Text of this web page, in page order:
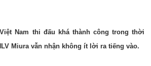
Nam thi đấu khá thành công trong thời
Miura vẫn nhận không ít lời ra tiếng vào.